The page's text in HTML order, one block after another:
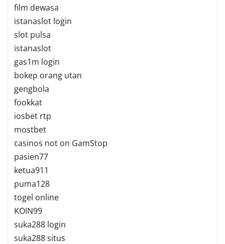
film dewasa
istanaslot login
slot pulsa
istanaslot
gas1m login
bokep orang utan
gengbola
fookkat
iosbet rtp
mostbet
casinos not on GamStop
pasien77
ketua911
puma128
togel online
KOIN99
suka288 login
suka288 situs